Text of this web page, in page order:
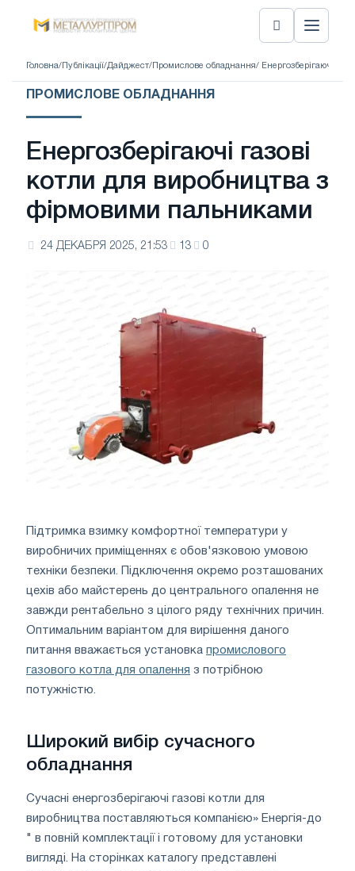
Головна/ Публікації/Дайджест/ Промислове обладнання/ Енергозберігаючі
ПРОМИСЛОВЕ ОБЛАДНАННЯ
Енергозберігаючі газові
котли для виробництва з
фірмовими пальниками
24 ДЕКАБРЯ 2025, 21:53 13 0
Підтримка взимку комфортної температури у
виробничих приміщеннях є обов'язковою умовою
техніки безпеки. Підключення окремо розташованих
цехів або майстерень до центрального опалення не
завжди рентабельно з цілого ряду технічних причин.
Оптимальним варіантом для вирішення даного
питання вважається установка промислового
газового котла для опалення з потрібною
потужністю.
Широкий вибір сучасного
обладнання
Сучасні енергозберігаючі газові котли для
виробництва поставляються компанією» Енергія-до
" в повній комплектації і готовому для установки
вигляді. На сторінках каталогу представлені